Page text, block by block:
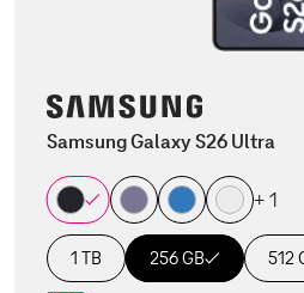
Samsung Galaxy S26 Ultra
+ 1
1 TB 256 GB 512